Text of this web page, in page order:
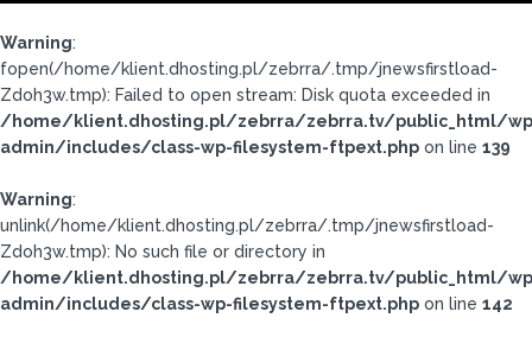
Warning:
fopen(/home/klient.dhosting.pl/zebrra/.tmp/jnewsfirstload-
Zdoh3w.tmp): Failed to open stream: Disk quota exceeded in
/home/klient.dhosting.pl/zebrra/zebrra.tv/public_html/
admin/includes/class-wp-filesystem-ftpext.php on line 139
Warning:
unlink(/home/klient.dhosting.pl/zebrra/.tmp/jnewsfirstload-
Zdoh3w.tmp): No such file or directory in
/home/klient.dhosting.pl/zebrra/zebrra.tv/public_html/
admin/includes/class-wp-filesystem-ftpext.php on line 142